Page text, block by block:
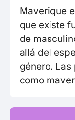
Maverique
que existe
de
allá del
género.
como